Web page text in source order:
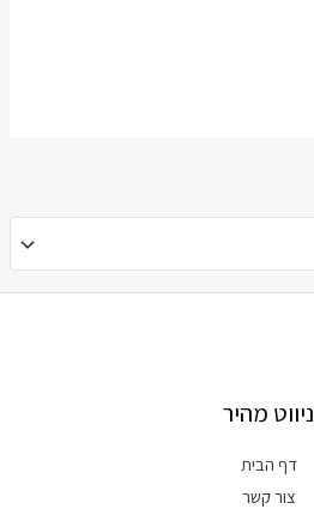
ניווט מהיר
דף הבית
צור קשר